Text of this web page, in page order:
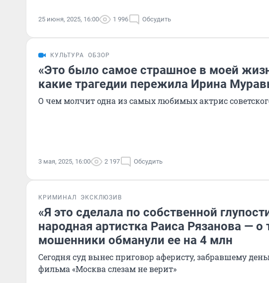
25 июня, 2025, 16:00 1 996 Обсудить
КУЛЬТУРА ОБЗОР
«Это было самое страшное в моей
какие трагедии пережила Ирина
О чем молчит одна из самых любимых актрис
3 мая, 2025, 16:00 2 197 Обсудить
КРИМИНАЛ ЭКСКЛЮЗИВ
«Я это сделала по собственной
народная артистка Раиса Рязанова — о
мошенники обманули ее на 4 млн
Сегодня суд вынес приговор аферисту, забравшему
фильма «Москва слезам не верит»